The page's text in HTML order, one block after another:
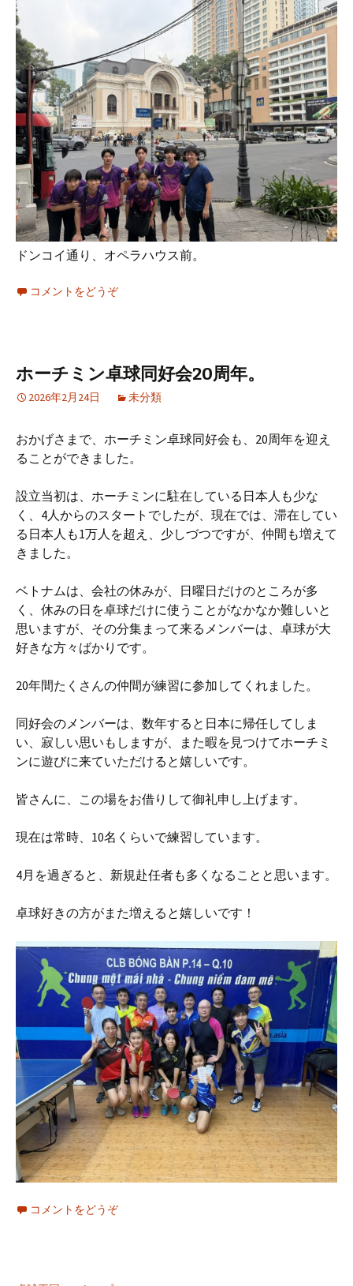
ドンコイ通り、オペラハウス前。
コメントをどうぞ
ホーチミン卓球同好会20周年。
2026年2月24日 未分類
おかげさまで、ホーチミン卓球同好会も、20周年を迎え
ることができました。
設立当初は、ホーチミンに駐在している日本人も少な
く、4人からのスタートでしたが、現在では、滞在してい
る日本人も1万人を超え、少しづつですが、仲間も増えて
きました。
ベトナムは、会社の休みが、日曜日だけのところが多
く、休みの日を卓球だけに使うことがなかなか難しいと
思いますが、その分集まって来るメンバーは、卓球が大
好きな方々ばかりです。
20年間たくさんの仲間が練習に参加してくれました。
同好会のメンバーは、数年すると日本に帰任してしま
い、寂しい思いもしますが、また暇を見つけてホーチミ
ンに遊びに来ていただけると嬉しいです。
皆さんに、この場をお借りして御礼申し上げます。
現在は常時、10名くらいで練習しています。
4月を過ぎると、新規赴任者も多くなることと思います。
卓球好きの方がまた増えると嬉しいです！
コメントをどうぞ